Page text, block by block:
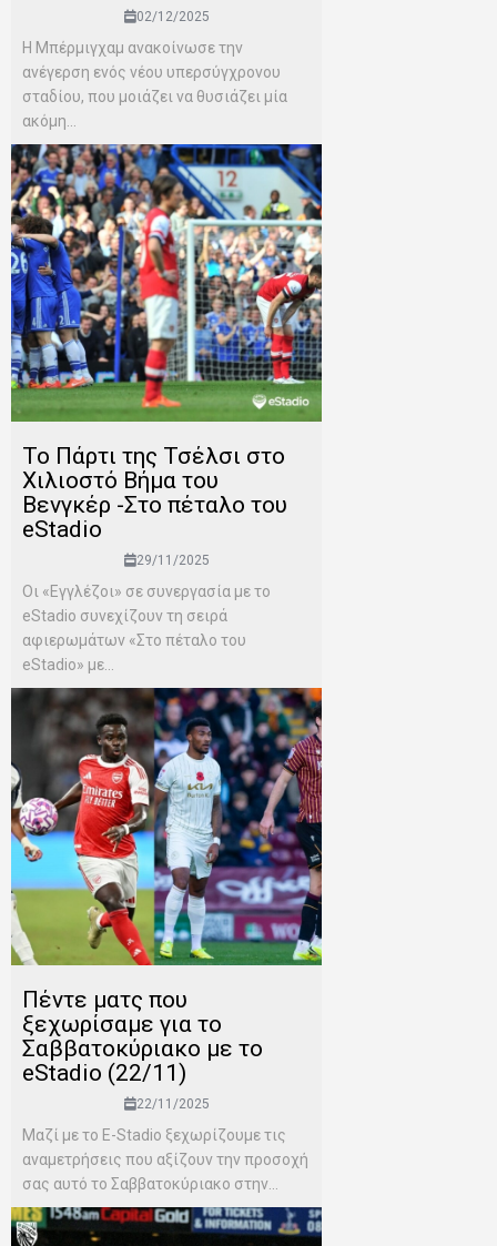
02/12/2025
Η Μπέρμιγχαμ ανακοίνωσε την
ανέγερση ενός νέου υπερσύγχρονου
σταδίου, που μοιάζει να θυσιάζει μία
ακόμη...
To Πάρτι της Τσέλσι στο
Χιλιοστό Βήμα του
Βενγκέρ -Στο πέταλο του
eStadio
29/11/2025
Οι «Εγγλέζοι» σε συνεργασία με το
eStadio συνεχίζουν τη σειρά
αφιερωμάτων «Στο πέταλο του
eStadio» με...
Πέντε ματς που
ξεχωρίσαμε για το
Σαββατοκύριακο με το
eStadio (22/11)
22/11/2025
Μαζί με το E-Stadio ξεχωρίζουμε τις
αναμετρήσεις που αξίζουν την προσοχή
σας αυτό το Σαββατοκύριακο στην...